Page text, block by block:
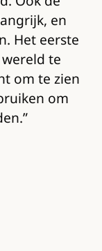
en
Het eerste
te
om te zien
om